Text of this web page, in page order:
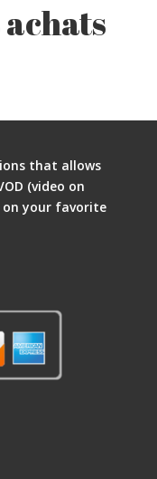
that allows
(video on
your favorite